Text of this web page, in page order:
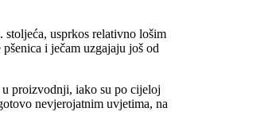
usprkos relativno lošim
i ječam uzgajaju još od
u proizvodnji, iako su po cijeloj
nevjerojatnim uvjetima, na